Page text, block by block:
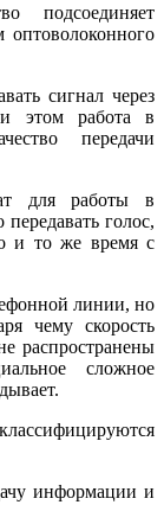
подсоединяет
оптоволоконного
сигнал через
этом работа в
передачи
для работы в
голос,
и то же время с
линии, но
чему скорость
распространены
сложное
информации и